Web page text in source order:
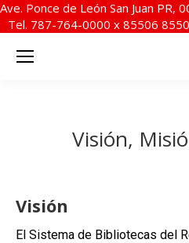
Ave. Ponce de León San Juan PR,
Tel. 787-764-0000 x 85506
Visión,
Visión
El Sistema de Bibliotecas del